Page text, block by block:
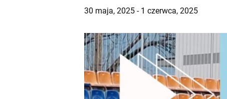
30 maja, 2025 - 1 czerwca, 2025